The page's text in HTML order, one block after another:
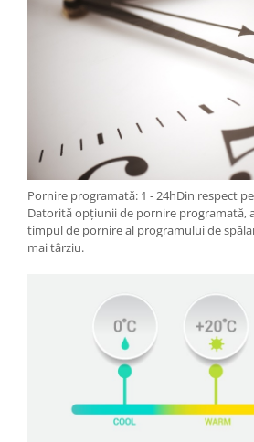
Pornire programată: 1 - 24hDin respect
Datorită opțiunii de pornire programată,
timpul de pornire al programului de
mai târziu.